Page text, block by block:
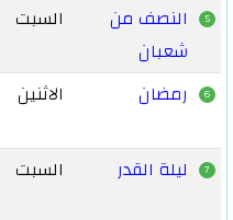
5
النصف من
شعبان
السبت
6 رمضان الاثنين
7 ليلة القدر السبت